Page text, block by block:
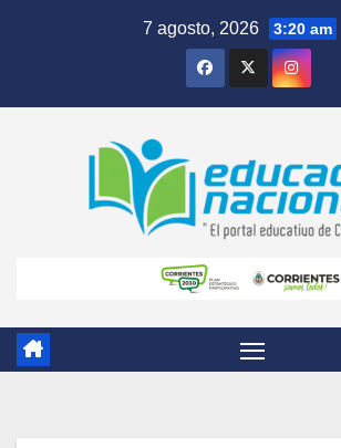
7 agosto, 2026 3:20 am